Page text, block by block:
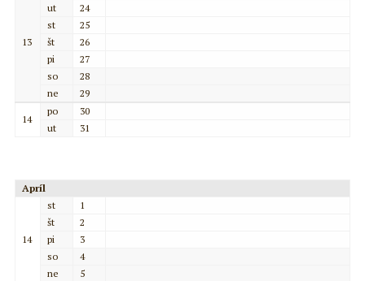
13
ut
24
st
25
št
26
pi
27
so
28
ne
29
14
po
30
ut
31
Apríl
14
st
1
št
2
pi
3
so
4
ne
5